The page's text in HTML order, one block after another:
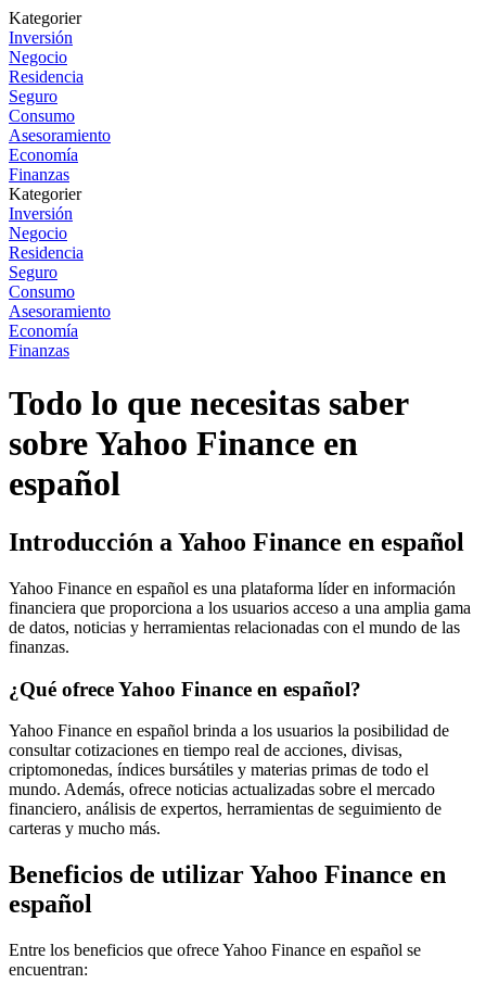
Kategorier
Inversión
Negocio
Residencia
Seguro
Consumo
Asesoramiento
Economía
Finanzas
Kategorier
Inversión
Negocio
Residencia
Seguro
Consumo
Asesoramiento
Economía
Finanzas
Todo lo que necesitas saber
sobre Yahoo Finance en
español
Introducción a Yahoo Finance en español
Yahoo Finance en español es una plataforma líder en información
financiera que proporciona a los usuarios acceso a una amplia gama
de datos, noticias y herramientas relacionadas con el mundo de las
finanzas.
¿Qué ofrece Yahoo Finance en español?
Yahoo Finance en español brinda a los usuarios la posibilidad de
consultar cotizaciones en tiempo real de acciones, divisas,
criptomonedas, índices bursátiles y materias primas de todo el
mundo. Además, ofrece noticias actualizadas sobre el mercado
financiero, análisis de expertos, herramientas de seguimiento de
carteras y mucho más.
Beneficios de utilizar Yahoo Finance en
español
Entre los beneficios que ofrece Yahoo Finance en español se
encuentran: